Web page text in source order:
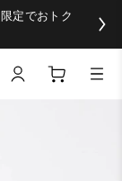
定でおトク